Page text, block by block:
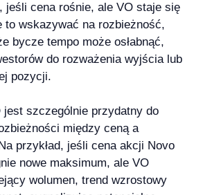
jeśli cena rośnie, ale VO staje się
to wskazywać na rozbieżność,
bycze tempo może osłabnąć,
do rozważenia wyjścia lub
pozycji.
szczególnie przydatny do
między ceną a
przykład, jeśli cena akcji Novo
nowe maksimum, ale VO
wolumen, trend wzrostowy